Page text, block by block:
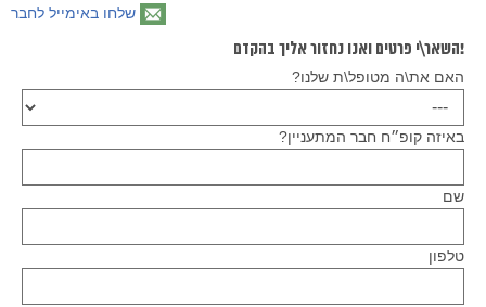
שלחו באימייל לחבר
!השאר\י פרטים ואנו נחזור אליך בהקדם
האם את\ה מטופל\ת שלנו?
באיזה קופ״ח חבר המתעניין?
שם
טלפון